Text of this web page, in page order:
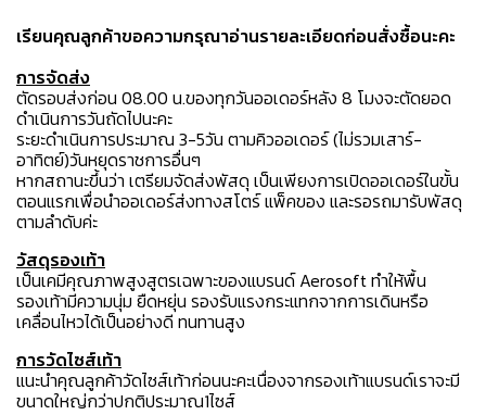
เรียนคุณลูกค้าขอความกรุณาอ่านรายละเอียดก่อนสั่งซื้อนะคะ️
การจัดส่ง
ตัดรอบส่งก่อน 08.00 น.ของทุกวันออเดอร์หลัง 8 โมงจะตัดยอด
ดำเนินการวันถัดไปนะคะ
ระยะดำเนินการประมาณ 3-5วัน ตามคิวออเดอร์ (ไม่รวมเสาร์-
อาทิตย์)วันหยุดราชการอื่นๆ
หากสถานะขึ้นว่า เตรียมจัดส่งพัสดุ เป็นเพียงการเปิดออเดอร์ในขั้น
ตอนแรกเพื่อนำออเดอร์ส่งทางสโตร์ แพ็คของ และรอรถมารับพัสดุ
ตามลำดับค่ะ
วัสดุรองเท้า
เป็นเคมีคุณภาพสูงสูตรเฉพาะของแบรนด์ Aerosoft ทำให้พื้น
รองเท้ามีความนุ่ม ยืดหยุ่น รองรับแรงกระแทกจากการเดินหรือ
เคลื่อนไหวได้เป็นอย่างดี ทนทานสูง
การวัดไซส์เท้า
แนะนำคุณลูกค้าวัดไซส์เท้าก่อนนะคะเนื่องจากรองเท้าแบรนด์เราจะมี
ขนาดใหญ่กว่าปกติประมาณ1ไซส์